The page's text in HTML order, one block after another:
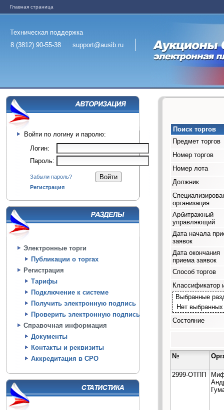
Главная страница
Техническая поддержка
8 (3812) 90-55-38
support@ausib.ru
Войти по логину и паролю:
Логин:
Пароль:
Забыли пароль?
Регистрация
Электронные торги
Публикации о торгах
Регистрация
Тарифы
Подключение к системе
Получить электронную подпись
Проверить электронную подпись
Справочная информация
Документы
Контакты и реквизиты
Аккредитация в СРО
Поиск торгов
Предмет торгов
Номер торгов
Номер лота
Должник
организация
Арбитражный
управляющий
Дата начала
заявок
Дата окончания
приема заявок
Способ торгов
Классификатор
Выбранные
Нет
Состояние
№
2999-ОТПП